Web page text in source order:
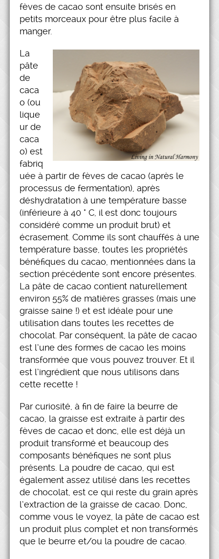
fèves de cacao sont ensuite brisés en
petits morceaux pour être plus facile à
manger.
La
pâte
de
caca
o (ou
lique
ur de
caca
o) est
fabriq
uée à partir de fèves de cacao (après le
processus de fermentation), après
déshydratation à une température basse
(inférieure à 40 ° C, il est donc toujours
considéré comme un produit brut) et
écrasement. Comme ils sont chauffés à une
température basse, toutes les propriétés
bénéfiques du cacao, mentionnées dans la
section précédente sont encore présentes.
La pâte de cacao contient naturellement
environ 55% de matières grasses (mais une
graisse saine !) et est idéale pour une
utilisation dans toutes les recettes de
chocolat. Par conséquent, la pâte de cacao
est l’une des formes de cacao les moins
transformée que vous pouvez trouver. Et il
est l’ingrédient que nous utilisons dans
cette recette !
Par curiosité, à fin de faire la beurre de
cacao, la graisse est extraite à partir des
fèves de cacao et donc, elle est déjà un
produit transformé et beaucoup des
composants bénéfiques ne sont plus
présents. La poudre de cacao, qui est
également assez utilisé dans les recettes
de chocolat, est ce qui reste du grain après
l’extraction de la graisse de cacao. Donc,
comme vous le voyez, la pâte de cacao est
un produit plus complet et non transformés
que le beurre et/ou la poudre de cacao.